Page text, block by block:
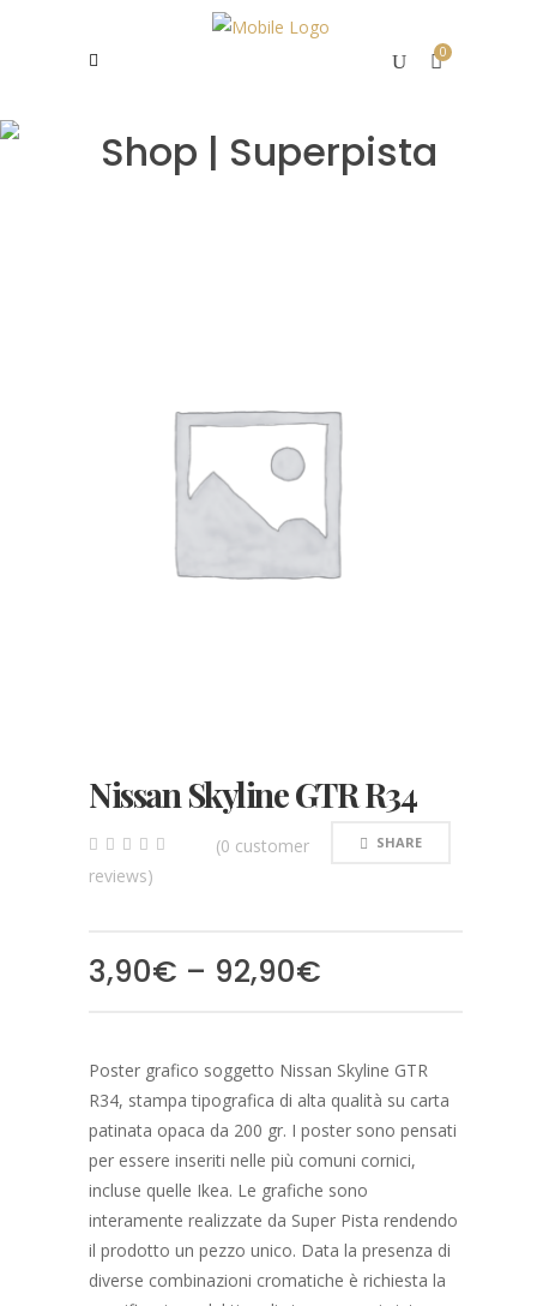
0
Shop | Superpista
Nissan Skyline GTR R34
SHARE
out
ratings
(0 customer
reviews)
3,90€ – 92,90€
Poster grafico soggetto Nissan Skyline GTR
R34, stampa tipografica di alta qualità su carta
patinata opaca da 200 gr. I poster sono pensati
per essere inseriti nelle più comuni cornici,
incluse quelle Ikea. Le grafiche sono
interamente realizzate da Super Pista rendendo
il prodotto un pezzo unico. Data la presenza di
diverse combinazioni cromatiche è richiesta la